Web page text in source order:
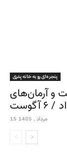
پنجره‌ای رو به خانه پدری
و آرمان‌های
15 مرداد , 1405